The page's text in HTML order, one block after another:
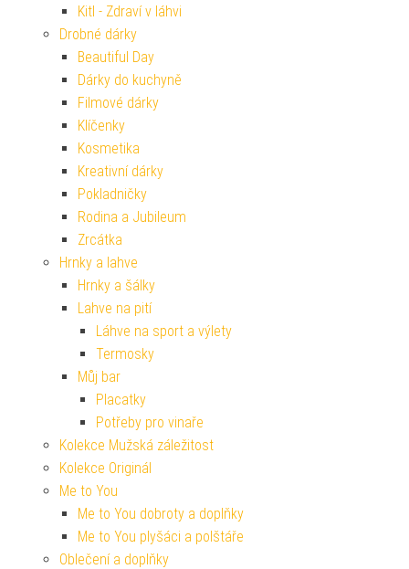
Kitl - Zdraví v láhvi
Drobné dárky
Beautiful Day
Dárky do kuchyně
Filmové dárky
Klíčenky
Kosmetika
Kreativní dárky
Pokladničky
Rodina a Jubileum
Zrcátka
Hrnky a lahve
Hrnky a šálky
Lahve na pití
Láhve na sport a výlety
Termosky
Můj bar
Placatky
Potřeby pro vinaře
Kolekce Mužská záležitost
Kolekce Originál
Me to You
Me to You dobroty a doplňky
Me to You plyšáci a polštáře
Oblečení a doplňky